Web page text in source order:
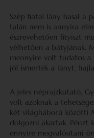
Szép fiatal lány hasal a
talán nem is annyira
észrevehetően fityiszt
vélhetően a bátyjának.
mennyire volt tudatos a
jól ismerték a lányt,
A jeles néprajzkutató,
volt azoknak a
két világháború közötti
dolgozni akartak. Pénzt
ennyire megvalósítani